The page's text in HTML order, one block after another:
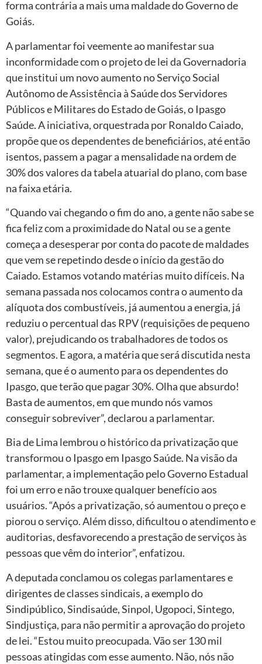
forma contrária a mais uma maldade do Governo de
Goiás.
A parlamentar foi veemente ao manifestar sua
inconformidade com o projeto de lei da Governadoria
que institui um novo aumento no Serviço Social
Autônomo de Assistência à Saúde dos Servidores
Públicos e Militares do Estado de Goiás, o Ipasgo
Saúde. A iniciativa, orquestrada por Ronaldo Caiado,
propõe que os dependentes de beneficiários, até então
isentos, passem a pagar a mensalidade na ordem de
30% dos valores da tabela atuarial do plano, com base
na faixa etária.
“Quando vai chegando o fim do ano, a gente não sabe se
fica feliz com a proximidade do Natal ou se a gente
começa a desesperar por conta do pacote de maldades
que vem se repetindo desde o início da gestão do
Caiado. Estamos votando matérias muito difíceis. Na
semana passada nos colocamos contra o aumento da
alíquota dos combustíveis, já aumentou a energia, já
reduziu o percentual das RPV (requisições de pequeno
valor), prejudicando os trabalhadores de todos os
segmentos. E agora, a matéria que será discutida nesta
semana, que é o aumento para os dependentes do
Ipasgo, que terão que pagar 30%. Olha que absurdo!
Basta de aumentos, em que mundo nós vamos
conseguir sobreviver”, declarou a parlamentar.
Bia de Lima lembrou o histórico da privatização que
transformou o Ipasgo em Ipasgo Saúde. Na visão da
parlamentar, a implementação pelo Governo Estadual
foi um erro e não trouxe qualquer benefício aos
usuários. “Após a privatização, só aumentou o preço e
piorou o serviço. Além disso, dificultou o atendimento e
auditorias, desfavorecendo a prestação de serviços às
pessoas que vêm do interior”, enfatizou.
A deputada conclamou os colegas parlamentares e
dirigentes de classes sindicais, a exemplo do
Sindipúblico, Sindisaúde, Sinpol, Ugopoci, Sintego,
Sindjustiça, para não permitir a aprovação do projeto
de lei. “Estou muito preocupada. Vão ser 130 mil
pessoas atingidas com esse aumento. Não, nós não